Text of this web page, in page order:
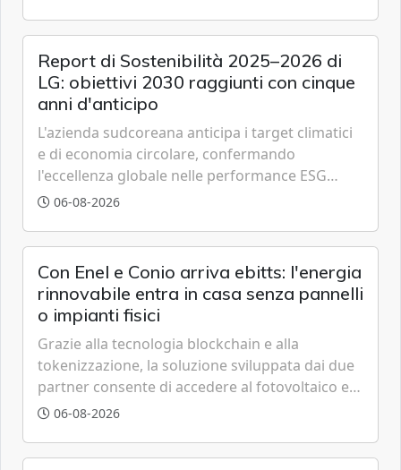
Report di Sostenibilità 2025–2026 di
LG: obiettivi 2030 raggiunti con cinque
anni d'anticipo
L'azienda sudcoreana anticipa i target climatici
e di economia circolare, confermando
l'eccellenza globale nelle performance ESG
grazie a innovazione, accessibilità e governance
06-08-2026
Con Enel e Conio arriva ebitts: l'energia
rinnovabile entra in casa senza pannelli
o impianti fisici
Grazie alla tecnologia blockchain e alla
tokenizzazione, la soluzione sviluppata dai due
partner consente di accedere al fotovoltaico e
all'eolico ottenendo risparmi diretti in bolletta,
06-08-2026